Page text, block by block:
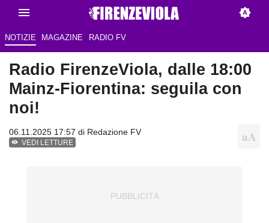
NOTIZIE MAGAZINE RADIO FV
Radio FirenzeViola, dalle 18:00
Mainz-Fiorentina: seguila con
noi!
06.11.2025 17:57 di Redazione FV
VEDI LETTURE